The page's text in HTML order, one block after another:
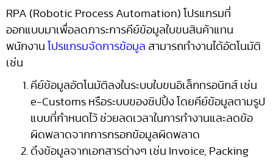
RPA (Robotic Process Automation) โปรแกรมที่
ออกแบบมาเพื่อลดภาระการคีย์ข้อมูลใบขนสินค้าแทน
พนักงาน โปรแกรมจัดการข้อมูล สามารถทำงานได้อัตโนมัติ
เช่น
คีย์ข้อมูลอัตโนมัติลงในระบบใบขนอิเล็กทรอนิกส์ เช่น
e-Customs หรือระบบของชิปปิ้ง โดยคีย์ข้อมูลตามรูป
แบบที่กำหนดไว้ ช่วยลดเวลาในการทำงานและลดข้อ
ผิดพลาดจากการกรอกข้อมูลผิดพลาด
ดึงข้อมูลจากเอกสารต่างๆ เช่น Invoice, Packing